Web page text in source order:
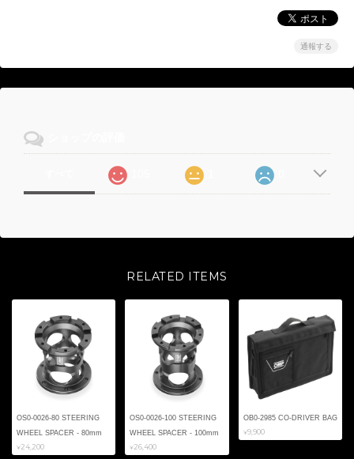
通報する
RELATED ITEMS
OS0-0026-80 STEERING
WHEEL SPACER - 80mm
¥24,200
OS0-0026-100 STEERING
WHEEL SPACER - 100mm
¥26,400
OB0-2985 CO-DRIVER BAG
¥9,900